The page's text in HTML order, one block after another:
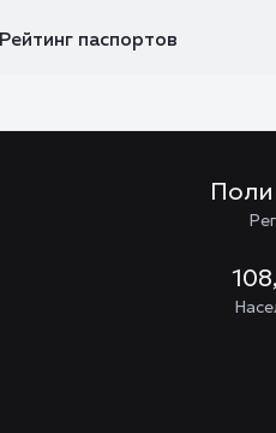
Рейтинг паспортов